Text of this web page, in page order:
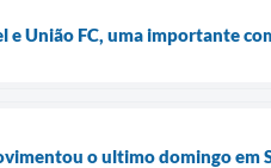
e União FC, uma importante
o ultimo domingo em